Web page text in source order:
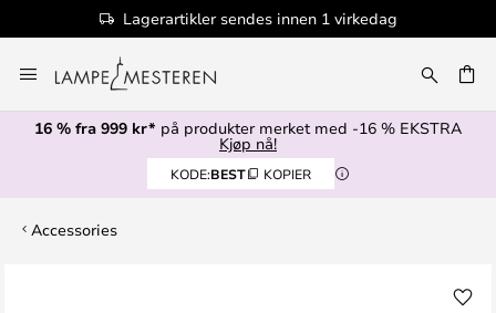
Lagerartikler sendes innen 1 virkedag
til
innhold
16 % fra 999 kr* på produkter merket med -16 % EKSTRA
Kjøp nå!
KODE:BEST KOPIER
Accessories